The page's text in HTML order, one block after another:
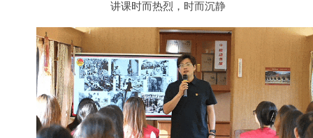
讲课时而热烈，时而沉静